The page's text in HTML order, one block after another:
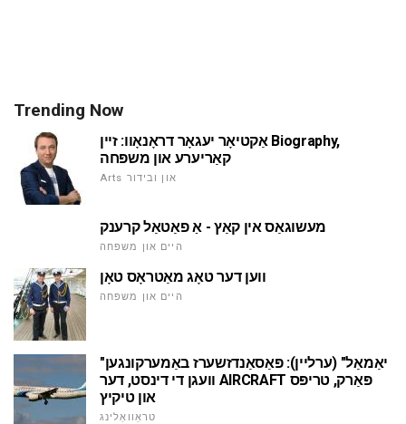
Trending Now
אַקטיאָר יעגאָר דראָנאָוו: זיין Biography,
קאַריערע און משפּחה
Arts און ובידור
מעשוגאַס אין קאַץ - אַ פאַטאַל קרענק
היים און משפּחה
ווען דער טאָג מאַטראָס טאָן
היים און משפּחה
"יאַמאַל" (ערליין): פּאַסאַנדזשערז באַמערקונגען
וועגן די דינסט, דער AIRCRAFT פּאַרק, טריפּס
און טיקיץ
טראַוואַלינג